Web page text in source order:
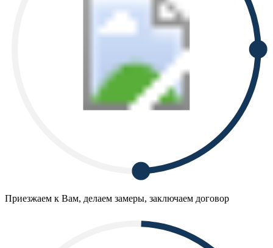
Приезжаем к Вам, делаем замеры, заключаем договор